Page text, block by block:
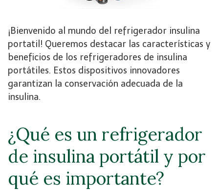
¡Bienvenido al mundo del refrigerador insulina
portatil! Queremos destacar las características y
beneficios de los refrigeradores de insulina
portátiles. Estos dispositivos innovadores
garantizan la conservación adecuada de la
insulina.
¿Qué es un refrigerador
de insulina portátil y por
qué es importante?